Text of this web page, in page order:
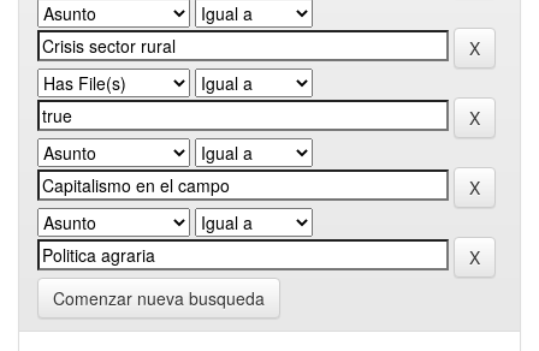
Comenzar nueva busqueda